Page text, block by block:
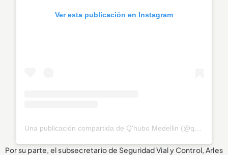
Ver esta publicación en Instagram
Por su parte, el subsecretario de Seguridad Vial y Control, Arles